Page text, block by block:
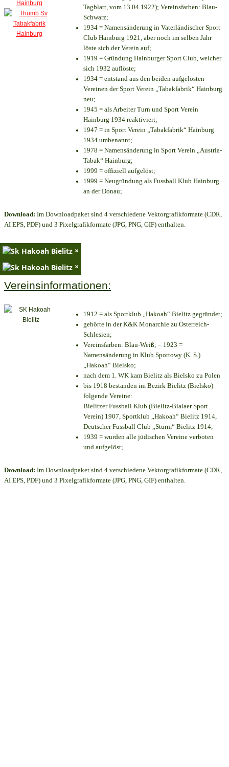
Tagblatt, vom 13.04.1922); Vereinsfarben: Blau-
Schwarz;
1934 = Namensänderung in Vaterländischer Sport
Club Hainburg 1921, aber noch im selben Jahr
löste sich der Verein auf;
1919 = Gründung Hainburger Sport Club, welcher
sich 1932 auflöste;
1934 = entstand aus den beiden aufgelösten
Vereinen der Sport Verein „Tabakfabrik“ Hainburg
neu;
1945 = als Arbeiter Turn und Sport Verein
Hainburg 1934 reaktiviert;
1947 = in Sport Verein „Tabakfabrik“ Hainburg
1934 umbenannt;
1978 = Namensänderung in Sport Verein „Austria-
Tabak“ Hainburg;
1999 = offiziell aufgelöst;
1999 = Neugründung als Fussball Klub Hainburg
an der Donau;
Download: Im Downloadpaket sind 4 verschiedene Vektorgrafikformate (CDR,
AI EPS, PDF) und 3 Pixelgrafikformate (JPG, PNG, GIF) enthalten.
×
×
Vereinsinformationen:
1912 = als Sportklub „Hakoah“ Bielitz gegründet;
gehörte in der K&K Monarchie zu Österreich-
Schlesien;
Vereinsfarben: Blau-Weiß; – 1923 =
Namensänderung in Klub Sportowy (K. S.)
„Hakoah“ Bielsko;
nach dem 1. WK kam Bielitz als Bielsko zu Polen
bis 1918 bestanden im Bezirk Bielitz (Bielsko)
folgende Vereine:
Bielitzer Fussball Klub (Bielitz-Bialaer Sport
Verein) 1907, Sportklub „Hakoah“ Bielitz 1914,
Deutscher Fussball Club „Sturm“ Bielitz 1914;
1939 = wurden alle jüdischen Vereine verboten
und aufgelöst;
Download: Im Downloadpaket sind 4 verschiedene Vektorgrafikformate (CDR,
AI EPS, PDF) und 3 Pixelgrafikformate (JPG, PNG, GIF) enthalten.